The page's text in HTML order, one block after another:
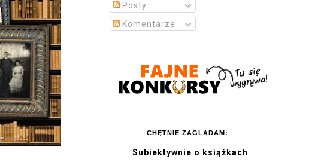
Posty
Komentarze
CHĘTNIE ZAGLĄDAM:
Subiektywnie o książkach